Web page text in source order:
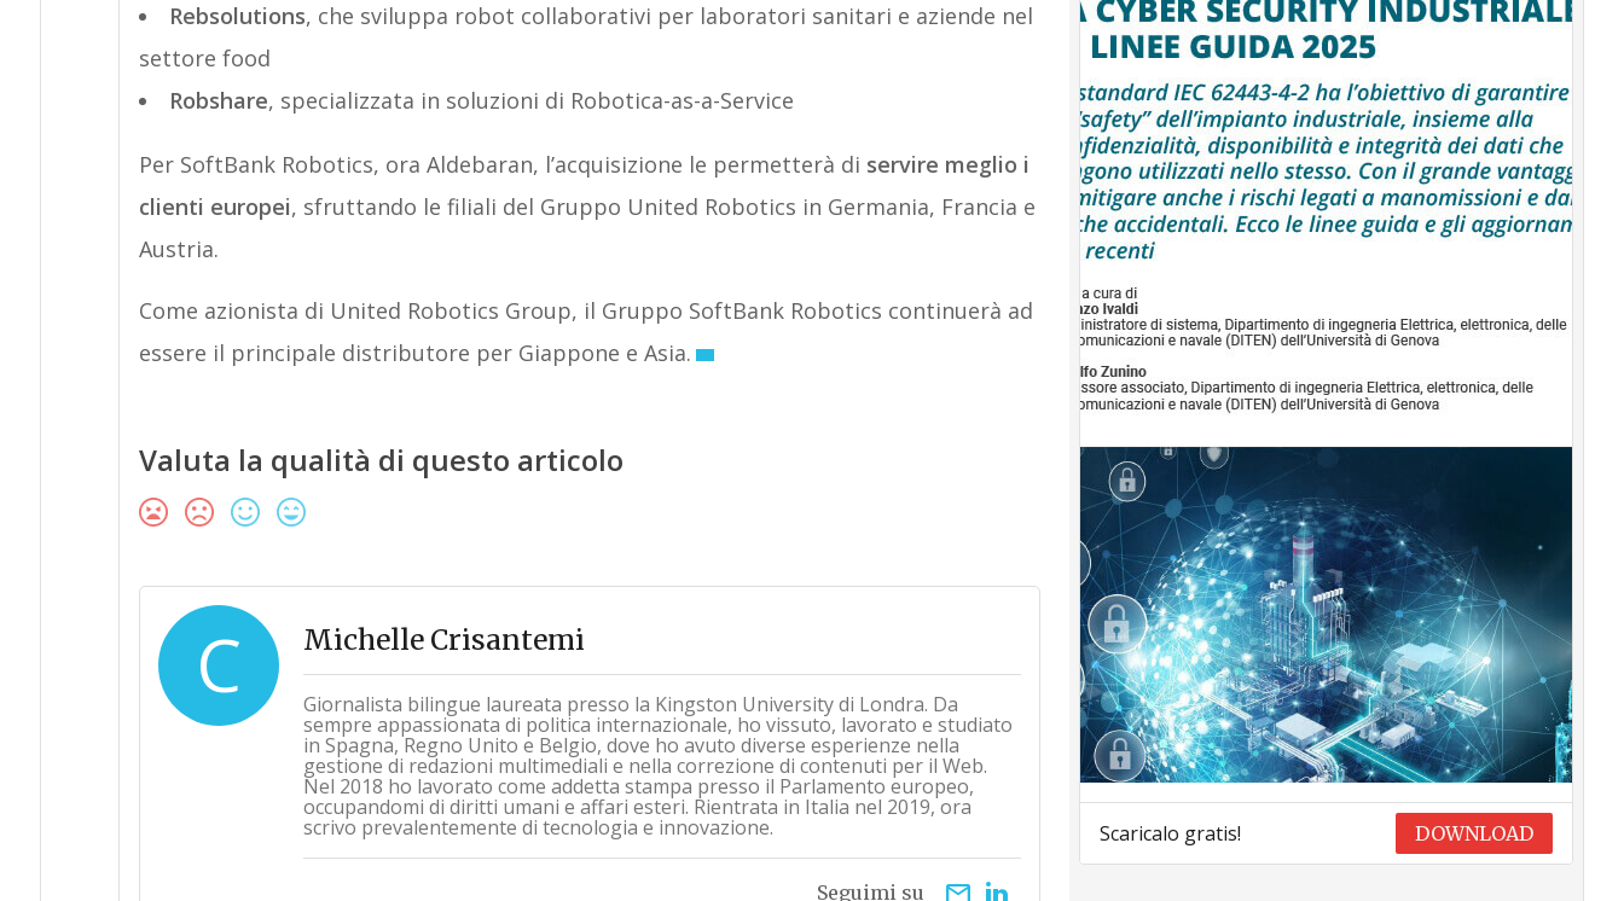
Rebsolutions, che sviluppa robot collaborativi per laboratori sanitari e aziende nel
settore food
Robshare, specializzata in soluzioni di Robotica-as-a-Service
Per SoftBank Robotics, ora Aldebaran, l’acquisizione le permetterà di servire meglio i
clienti europei, sfruttando le filiali del Gruppo United Robotics in Germania, Francia e
Austria.
Come azionista di United Robotics Group, il Gruppo SoftBank Robotics continuerà ad
essere il principale distributore per Giappone e Asia.
Valuta la qualità di questo articolo
C Michelle Crisantemi
Giornalista bilingue laureata presso la Kingston University di Londra. Da
sempre appassionata di politica internazionale, ho vissuto, lavorato e studiato
in Spagna, Regno Unito e Belgio, dove ho avuto diverse esperienze nella
gestione di redazioni multimediali e nella correzione di contenuti per il Web.
Nel 2018 ho lavorato come addetta stampa presso il Parlamento europeo,
occupandomi di diritti umani e affari esteri. Rientrata in Italia nel 2019, ora
scrivo prevalentemente di tecnologia e innovazione.
Seguimi su
Scaricalo gratis! DOWNLOAD